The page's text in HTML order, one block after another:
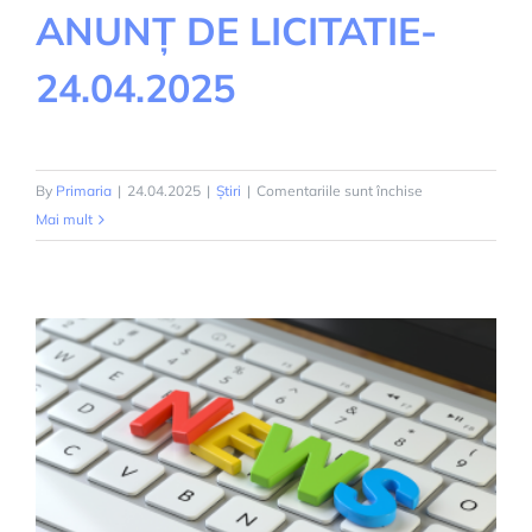
ANUNȚ DE LICITATIE-
24.04.2025
By Primaria | 24.04.2025 | Știri | Comentariile sunt închise
DE
Mai mult